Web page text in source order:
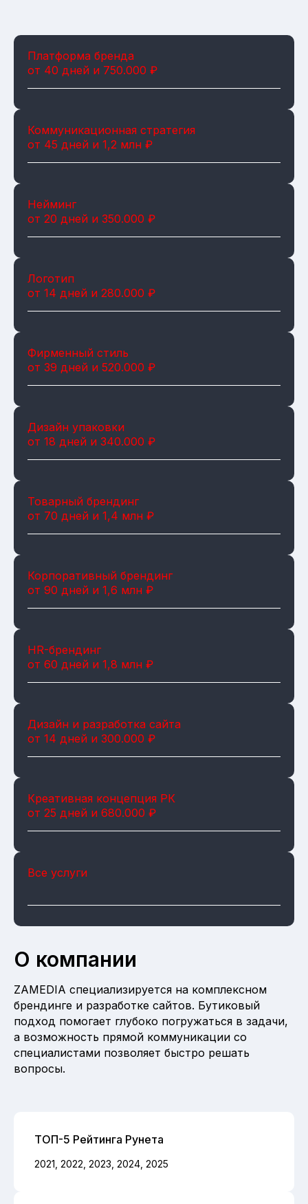
Платформа бренда
от 40 дней и 750.000 ₽
Коммуникационная стратегия
от 45 дней и 1,2 млн ₽
Нейминг
от 20 дней и 350.000 ₽
Логотип
от 14 дней и 280.000 ₽
Фирменный стиль
от 39 дней и 520.000 ₽
Дизайн упаковки
от 18 дней и 340.000 ₽
Товарный брендинг
от 70 дней и 1,4 млн ₽
Корпоративный брендинг
от 90 дней и 1,6 млн ₽
HR-брендинг
от 60 дней и 1,8 млн ₽
Дизайн и разработка сайта
от 14 дней и 300.000 ₽
Креативная концепция РК
от 25 дней и 680.000 ₽
Все услуги
О компании
ZAMEDIA специализируется на комплексном
брендинге и разработке сайтов. Бутиковый
подход помогает глубоко погружаться в задачи,
а возможность прямой коммуникации со
специалистами позволяет быстро решать
вопросы.
ТОП-5 Рейтинга Рунета
2021, 2022, 2023, 2024, 2025